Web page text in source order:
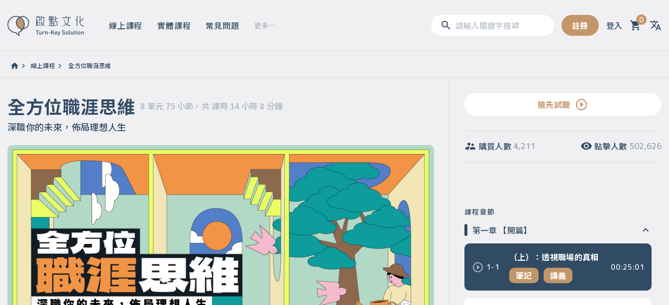
線上課程 實體課程 常見問題 更多 註冊 登入 0
8 單元 75 小節，共 課時 14 小時 8 分鐘
線上課程 全方位職涯思維
全方位職涯思維 8 單元 75 小節，共 課時 14 小時 8 分鐘
深職你的未來，佈局理想人生
搶先試聽
購買人數 4,211 點擊人數 502,626
課程章節
第一章 【開篇】
1-1
（上）：透視職場的真相
筆記
講義
00:25:01